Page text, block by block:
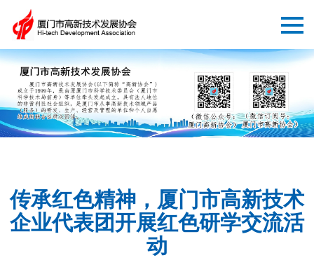
传承红色精神，厦门市高新技术
企业代表团开展红色研学交流活
动